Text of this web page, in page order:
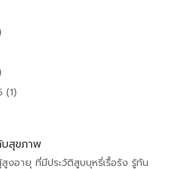
(1)
สุขภาพ
งอายุ ที่มีประวัติสูบบุหรี่เรื้อรัง รู้ทัน